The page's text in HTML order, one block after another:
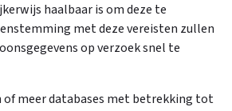
haalbaar is om deze te
met deze vereisten zullen
op verzoek snel te
of meer databases met betrekking tot